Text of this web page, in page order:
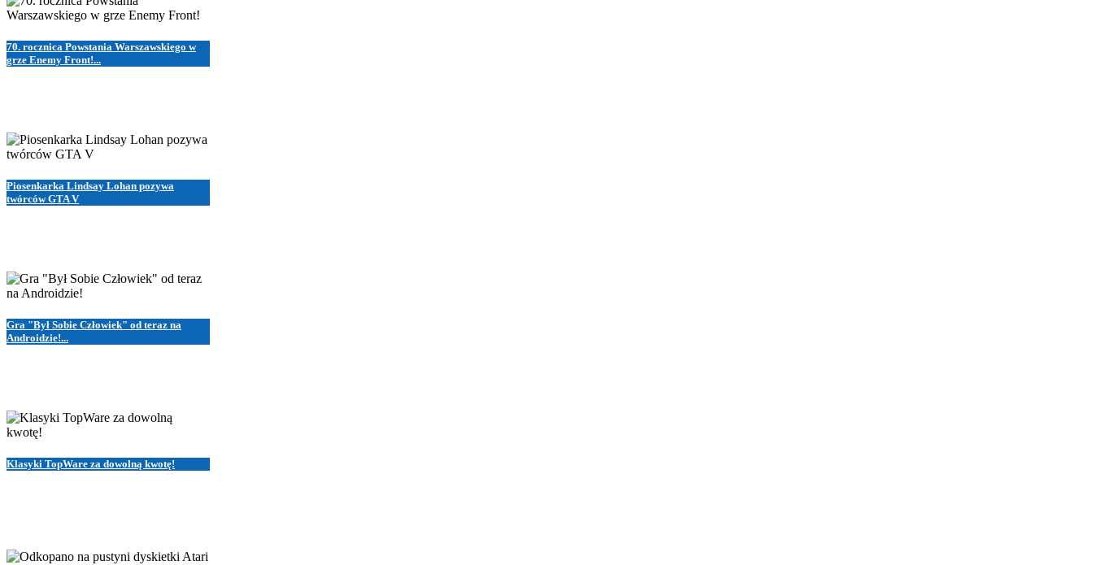
70. rocznica Powstania Warszawskiego w
grze Enemy Front!...
Piosenkarka Lindsay Lohan pozywa
twórców GTA V
Gra "Był Sobie Człowiek" od teraz na
Androidzie!...
Klasyki TopWare za dowolną kwotę!